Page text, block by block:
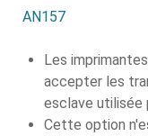
AN157
Les
accepter les
esclave utilisée
Cette option